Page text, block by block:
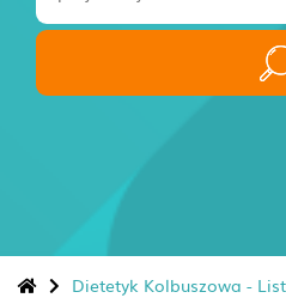
Dietetyk Kolbuszowa -